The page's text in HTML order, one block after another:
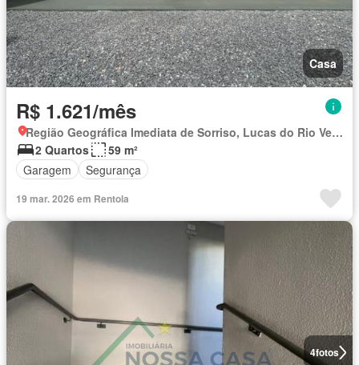
Casa
R$ 1.621/mês
Região Geográfica Imediata de Sorriso, Lucas do Rio Verde
2 Quartos
59 m²
Garagem
Segurança
19 mar. 2026 em Rentola
4fotos